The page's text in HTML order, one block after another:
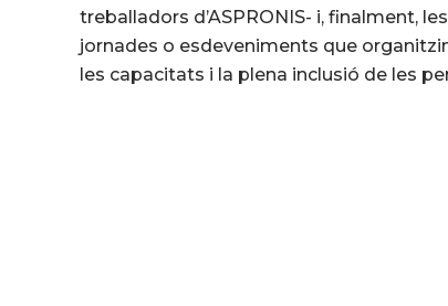
treballadors d’ASPRONIS- i, finalment,
jornades o esdeveniments que
les capacitats i la plena inclusió de les